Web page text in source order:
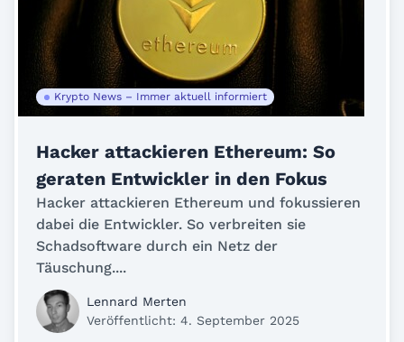
Krypto News – Immer aktuell informiert
Hacker attackieren Ethereum: So
geraten Entwickler in den Fokus
Hacker attackieren Ethereum und fokussieren
dabei die Entwickler. So verbreiten sie
Schadsoftware durch ein Netz der
Täuschung....
Lennard Merten
Veröffentlicht: 4. September 2025